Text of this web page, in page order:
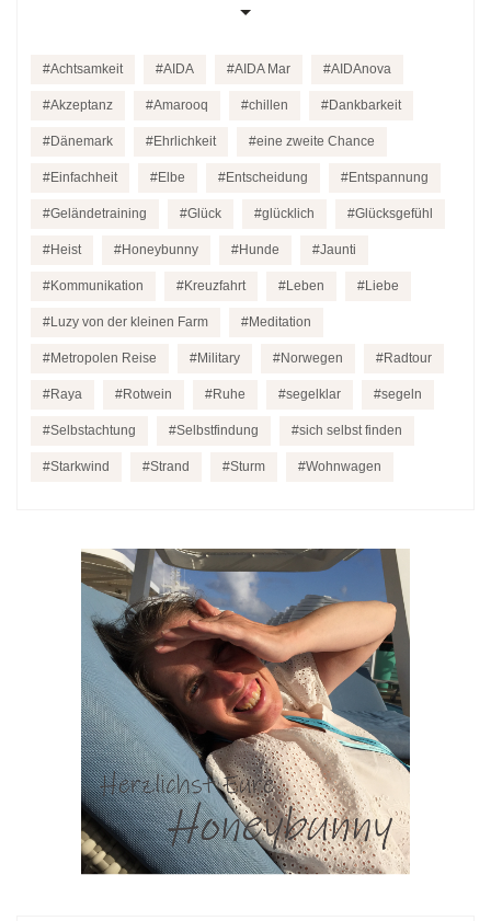
Achtsamkeit AIDA AIDA Mar AIDAnova
Akzeptanz Amarooq chillen Dankbarkeit
Dänemark Ehrlichkeit eine zweite Chance
Einfachheit Elbe Entscheidung Entspannung
Geländetraining Glück glücklich Glücksgefühl
Heist Honeybunny Hunde Jaunti
Kommunikation Kreuzfahrt Leben Liebe
Luzy von der kleinen Farm Meditation
Metropolen Reise Military Norwegen Radtour
Raya Rotwein Ruhe segelklar segeln
Selbstachtung Selbstfindung sich selbst finden
Starkwind Strand Sturm Wohnwagen